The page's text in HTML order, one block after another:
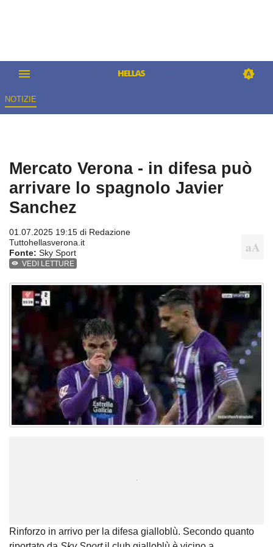
NOTIZIE
Mercato Verona - in difesa può
arrivare lo spagnolo Javier
Sanchez
01.07.2025 19:15 di Redazione
Tuttohellasverona.it
Fonte: Sky Sport
VEDI LETTURE
Rinforzo in arrivo per la difesa gialloblù. Secondo quanto